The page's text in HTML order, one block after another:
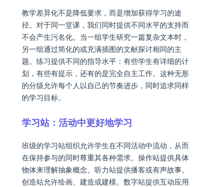
教学差异化不是降低要求，而是增加获得学习的途
径。对于同一堂课，我们同时提供不同水平的支持而
不会产生污名化。当一组学生研究一篇复杂文本时，
另一组通过简化的或充满插图的文献探讨相同的主
题。练习提供不同的指导水平：有些学生有详细的计
划，有些有提示，还有的是完全自主工作。这种无形
的分级允许每个人以自己的节奏进步，同时追求同样
的学习目标。
学习站：活动中更好地学习
班级的学习站组织允许学生在不同活动中流动，从而
在保持参与的同时尊重其各种需求。操作站提供具体
物体来理解抽象概念。听力站提供播客或有声故事。
创造站允许绘画、建造或建模。数字站提供互动应用